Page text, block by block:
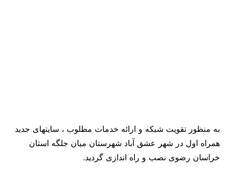
به منظور تقویت شبکه و ارائه خدمات مطلوب ، سایتهای جدید
همراه اول در شهر عشق آباد شهرستان میان جلگه استان
خراسان رضوی نصب و راه اندازی گردید.